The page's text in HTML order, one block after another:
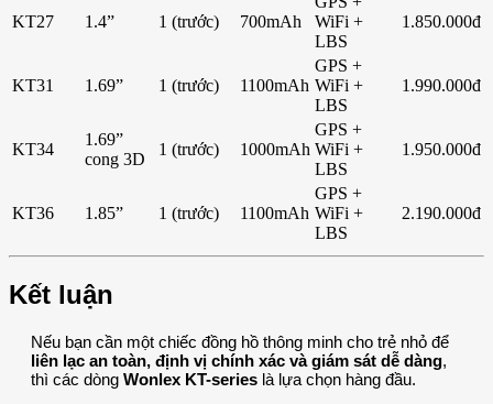
KT27 1.4” 1 (trước) 700mAh
WiFi +
LBS
1.850.000đ
KT31 1.69” 1 (trước) 1100mAh
GPS +
WiFi +
LBS
1.990.000đ
KT34
1.69”
cong 3D
1 (trước) 1000mAh
GPS +
WiFi +
LBS
1.950.000đ
KT36 1.85” 1 (trước) 1100mAh
GPS +
WiFi +
LBS
2.190.000đ
Kết luận
Nếu bạn cần một chiếc đồng hồ thông minh cho trẻ nhỏ để
liên lạc an toàn, định vị chính xác và giám sát dễ dàng,
thì các dòng Wonlex KT-series là lựa chọn hàng đầu.